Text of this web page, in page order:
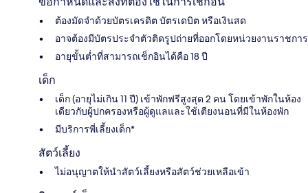
ต้องมัดจำด้วยบัตรเครดิต บัตรเดบิต หรือเงินสด
อาจต้องมีบัตรประจำตัวติดรูปถ่ายที่ออกโดยหน่วยงานราชการ
อายุขั้นต่ำที่สามารถเช็กอินได้คือ 18 ปี
เด็ก
เด็ก (อายุไม่เกิน 11 ปี) เข้าพักฟรีสูงสุด 2 คน โดยเข้าพักในห้อง
เดียวกับผู้ปกครองหรือผู้ดูแลและใช้เตียงนอนที่มีในห้องพัก
มีบริการพี่เลี้ยงเด็ก*
สัตว์เลี้ยง
ไม่อนุญาตให้นำสัตว์เลี้ยงหรือสัตว์ช่วยเหลือเข้า